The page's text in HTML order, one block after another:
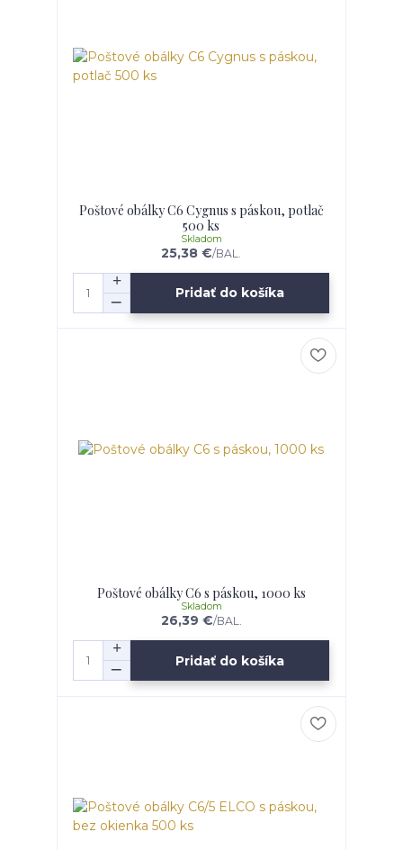
Poštové obálky C6 Cygnus s páskou, potlač
500 ks
25,38 €/BAL.
Skladom
Pridať do košíka
Poštové obálky C6 s páskou, 1000 ks
26,39 €/BAL.
Skladom
Pridať do košíka